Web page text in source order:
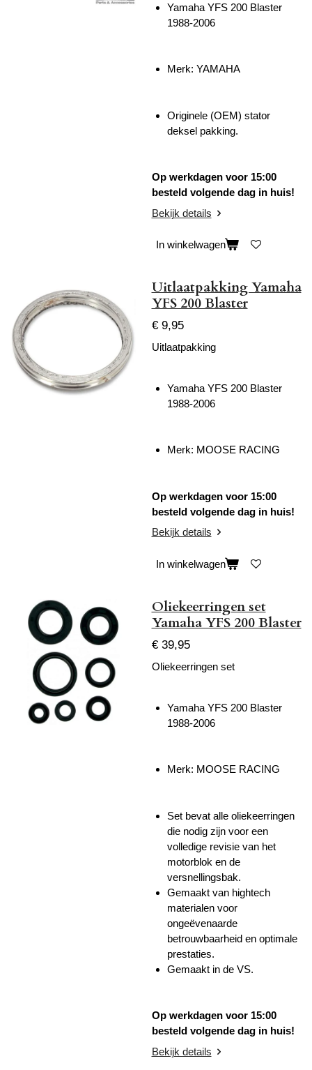
Yamaha YFS 200 Blaster
1988-2006
Merk: YAMAHA
Originele (OEM) stator
deksel pakking.
Op werkdagen voor 15:00
besteld volgende dag in huis!
Bekijk details
In winkelwagen
Uitlaatpakking Yamaha
YFS 200 Blaster
€ 9,95
Uitlaatpakking
Yamaha YFS 200 Blaster
1988-2006
Merk: MOOSE RACING
Op werkdagen voor 15:00
besteld volgende dag in huis!
Bekijk details
In winkelwagen
Oliekeerringen set
Yamaha YFS 200 Blaster
€ 39,95
Oliekeerringen set
Yamaha YFS 200 Blaster
1988-2006
Merk: MOOSE RACING
Set bevat alle oliekeerringen
die nodig zijn voor een
volledige revisie van het
motorblok en de
versnellingsbak.
Gemaakt van hightech
materialen voor
ongeëvenaarde
betrouwbaarheid en optimale
prestaties.
Gemaakt in de VS.
Op werkdagen voor 15:00
besteld volgende dag in huis!
Bekijk details